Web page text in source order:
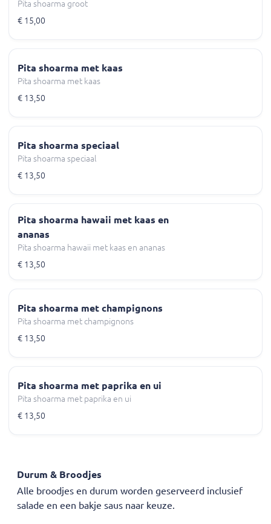
Pita shoarma groot
€ 15,00
Pita shoarma met kaas
Pita shoarma met kaas
€ 13,50
Pita shoarma speciaal
Pita shoarma speciaal
€ 13,50
Pita shoarma hawaii met kaas en
ananas
Pita shoarma hawaii met kaas en ananas
€ 13,50
Pita shoarma met champignons
Pita shoarma met champignons
€ 13,50
Pita shoarma met paprika en ui
Pita shoarma met paprika en ui
€ 13,50
Durum & Broodjes
Alle broodjes en durum worden geserveerd inclusief
salade en een bakje saus naar keuze.